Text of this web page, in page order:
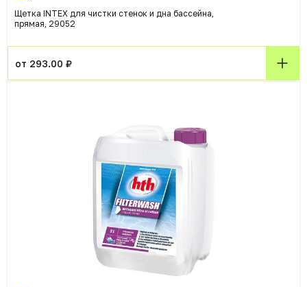
Щетка INTEX для чистки стенок и дна бассейна,
прямая, 29052
от 293.00 ₽